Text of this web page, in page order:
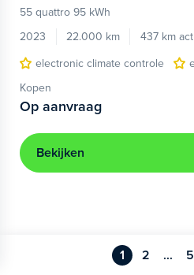
55 quattro 95 kWh
2023
22.000 km 437 km
electronic climate controle
Kopen
Op aanvraag
Bekijken
1 2 ...